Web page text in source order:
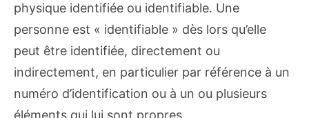
physique identifiée ou identifiable. Une
personne est « identifiable » dès lors qu’elle
peut être identifiée, directement ou
indirectement, en particulier par référence à un
numéro d’identification ou à un ou plusieurs
éléments qui lui sont propres.